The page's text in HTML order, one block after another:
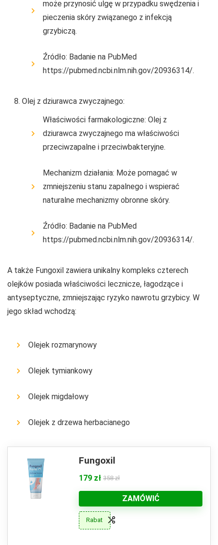
może przynosić ulgę w przypadku swędzenia i
pieczenia skóry związanego z infekcją
grzybiczą.
Źródło: Badanie na PubMed
https://pubmed.ncbi.nlm.nih.gov/20936314/.
Olej z dziurawca zwyczajnego:
Właściwości farmakologiczne: Olej z
dziurawca zwyczajnego ma właściwości
przeciwzapalne i przeciwbakteryjne.
Mechanizm działania: Może pomagać w
zmniejszeniu stanu zapalnego i wspierać
naturalne mechanizmy obronne skóry.
Źródło: Badanie na PubMed
https://pubmed.ncbi.nlm.nih.gov/20936314/.
A także Fungoxil zawiera unikalny kompleks czterech
olejków posiada właściwości lecznicze, łagodzące i
antyseptyczne, zmniejszając ryzyko nawrotu grzybicy. W
jego skład wchodzą:
Olejek rozmarynowy
Olejek tymiankowy
Olejek migdałowy
Olejek z drzewa herbacianego
Fungoxil
179 zł 358 zł
ZAMÓWIĆ
Rabat